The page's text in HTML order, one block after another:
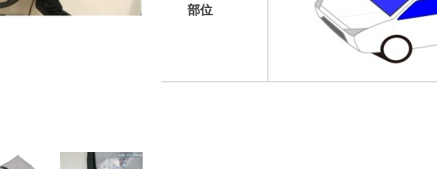
部位